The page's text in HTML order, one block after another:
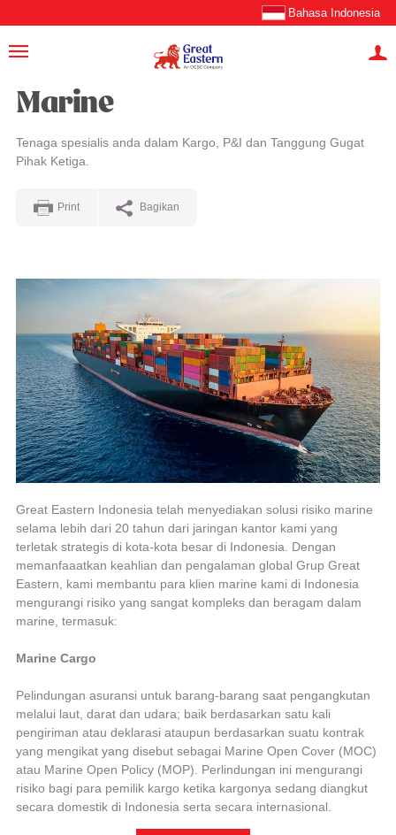
Bahasa Indonesia
Marine
Tenaga spesialis anda dalam Kargo, P&I dan Tanggung Gugat
Pihak Ketiga.
Print Bagikan
Great Eastern Indonesia telah menyediakan solusi risiko marine
selama lebih dari 20 tahun dari jaringan kantor kami yang
terletak strategis di kota-kota besar di Indonesia. Dengan
memanfaaatkan keahlian dan pengalaman global Grup Great
Eastern, kami membantu para klien marine kami di Indonesia
mengurangi risiko yang sangat kompleks dan beragam dalam
marine, termasuk:
Marine Cargo
Pelindungan asuransi untuk barang-barang saat pengangkutan
melalui laut, darat dan udara; baik berdasarkan satu kali
pengiriman atau deklarasi ataupun berdasarkan suatu kontrak
yang mengikat yang disebut sebagai Marine Open Cover (MOC)
atau Marine Open Policy (MOP). Perlindungan ini mengurangi
risiko bagi para pemilik kargo ketika kargonya sedang diangkut
secara domestik di Indonesia serta secara internasional.